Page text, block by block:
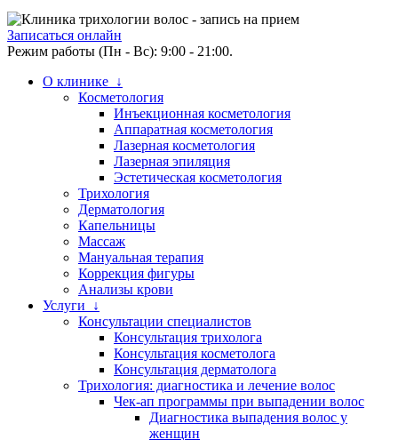
Записаться онлайн
Режим работы (Пн - Вс): 9:00 - 21:00.
О клинике ↓
Косметология
Инъекционная косметология
Аппаратная косметология
Лазерная косметология
Лазерная эпиляция
Эстетическая косметология
Трихология
Дерматология
Капельницы
Массаж
Мануальная терапия
Коррекция фигуры
Анализы крови
Услуги ↓
Консультации специалистов
Консультация трихолога
Консультация косметолога
Консультация дерматолога
Трихология: диагностика и лечение волос
Чек-ап программы при выпадении волос
Диагностика выпадения волос у
женщин